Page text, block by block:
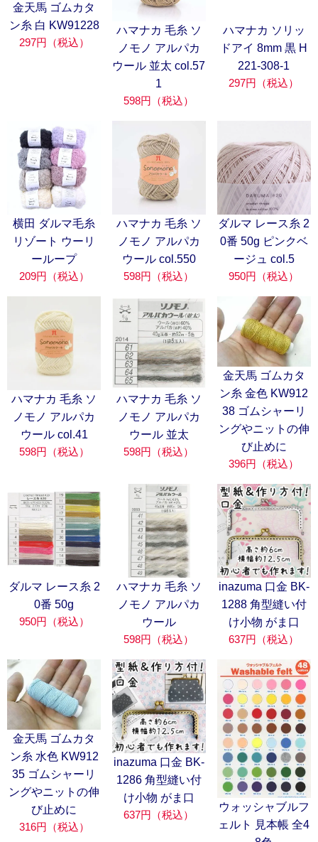
金天馬 ゴムカタ
ン糸 白 KW91228
297円（税込）
ハマナカ 毛糸 ソ
ノモノ アルパカ
ウール 並太 col.57
1
598円（税込）
ハマナカ ソリッ
ドアイ 8mm 黒 H
221-308-1
297円（税込）
横田 ダルマ毛糸
リゾート ウーリ
ーループ
209円（税込）
ハマナカ 毛糸 ソ
ノモノ アルパカ
ウール col.550
598円（税込）
ダルマ レース糸 2
0番 50g ピンクベ
ージュ col.5
950円（税込）
ハマナカ 毛糸 ソ
ノモノ アルパカ
ウール col.41
598円（税込）
ハマナカ 毛糸 ソ
ノモノ アルパカ
ウール 並太
598円（税込）
金天馬 ゴムカタ
ン糸 金色 KW912
38 ゴムシャーリ
ングやニットの伸
び止めに
396円（税込）
ダルマ レース糸 2
0番 50g
950円（税込）
ハマナカ 毛糸 ソ
ノモノ アルパカ
ウール
598円（税込）
inazuma 口金 BK-
1288 角型縫い付
け小物 がま口
637円（税込）
金天馬 ゴムカタ
ン糸 水色 KW912
35 ゴムシャーリ
ングやニットの伸
び止めに
316円（税込）
inazuma 口金 BK-
1286 角型縫い付
け小物 がま口
637円（税込）
ウォッシャブルフ
ェルト 見本帳 全4